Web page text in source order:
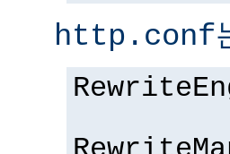
http.conf